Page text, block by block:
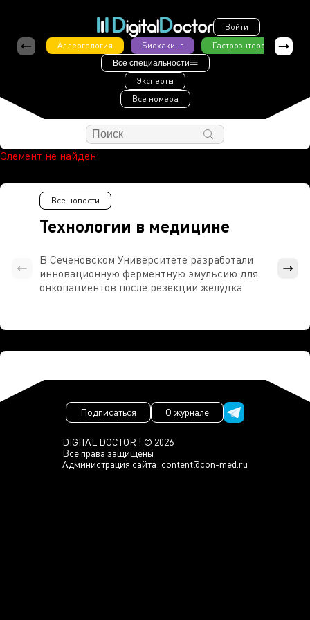
Войти
Аллергология
Биохакинг Гастроэнтерология
Все специальности
Эксперты
Все номера
Элемент не найден
Технологии в медицине
Все новости
В Сеченовском Университете разработали
инновационную ферментную эмульсию для
онкопациентов после резекции желудка
DIGITAL DOCTOR | © 2026
Все права защищены
Администрация сайта: content@con-med.ru
Подписаться О журнале